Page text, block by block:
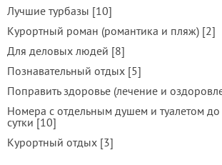
Лучшие турбазы [10]
Курортный роман (романтика и пляж) [2]
Для деловых людей [8]
Познавательный отдых [5]
Поправить здоровье (лечение и
Номера с отдельным душем и туалетом
сутки [10]
Курортный отдых [3]